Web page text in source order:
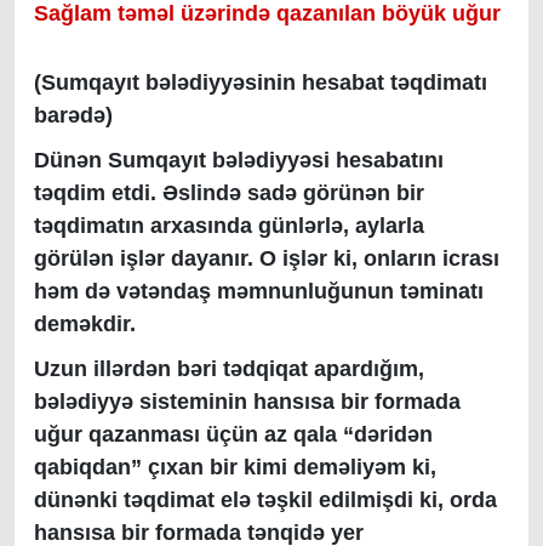
Sağlam təməl üzərində qazanılan böyük uğur
(Sumqayıt bələdiyyəsinin hesabat təqdimatı
barədə)
Dünən Sumqayıt bələdiyyəsi hesabatını
təqdim etdi. Əslində sadə görünən bir
təqdimatın arxasında günlərlə, aylarla
görülən işlər dayanır. O işlər ki, onların icrası
həm də vətəndaş məmnunluğunun təminatı
deməkdir.
Uzun illərdən bəri tədqiqat apardığım,
bələdiyyə sisteminin hansısa bir formada
uğur qazanması üçün az qala “dəridən
qabiqdan” çıxan bir kimi deməliyəm ki,
dünənki təqdimat elə təşkil edilmişdi ki, orda
hansısa bir formada tənqidə yer